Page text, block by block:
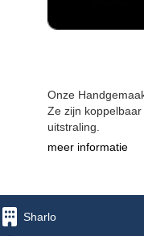
Onze
Ze zijn
uitstraling.
meer informatie
Sharlo